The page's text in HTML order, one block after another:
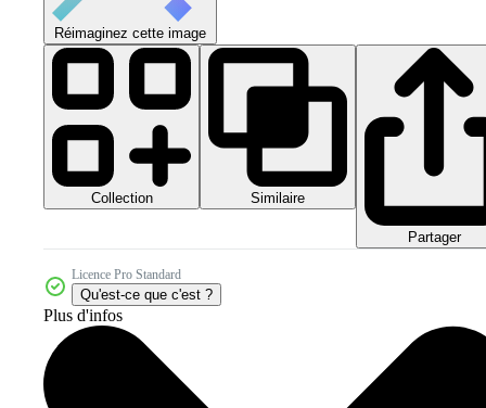
Réimaginez cette image
Collection Similaire
Partager
Licence Pro Standard
Qu'est-ce que c'est ?
Plus d'infos